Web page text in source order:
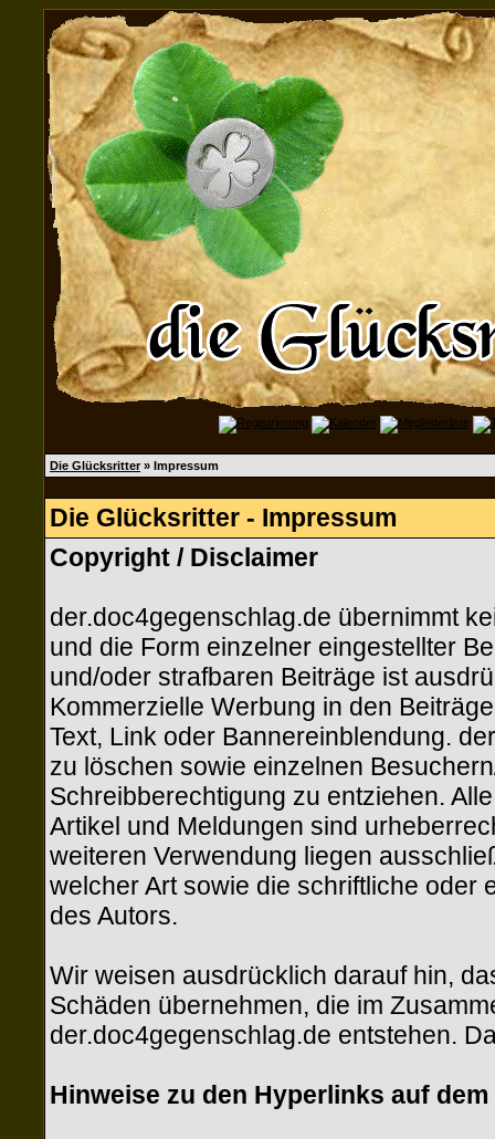
Die Glücksritter » Impressum
Die Glücksritter - Impressum
Copyright / Disclaimer
der.doc4gegenschlag.de übernimmt
und die Form einzelner eingestellter
und/oder strafbaren Beiträge ist
Kommerzielle Werbung in den
Text, Link oder Bannereinblendung.
zu löschen sowie einzelnen
Schreibberechtigung zu entziehen.
Artikel und Meldungen sind
weiteren Verwendung liegen
welcher Art sowie die schriftliche oder
des Autors.
Wir weisen ausdrücklich darauf hin,
Schäden übernehmen, die im
der.doc4gegenschlag.de entstehen.
Hinweise zu den Hyperlinks auf